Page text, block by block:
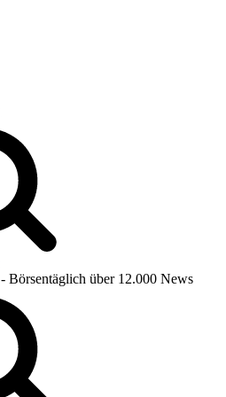
- Börsentäglich über 12.000 News